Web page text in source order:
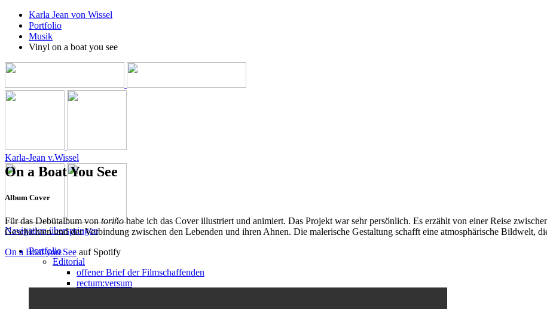
Karla Jean von Wissel
Portfolio
Musik
Vinyl on a boat you see
Karla-Jean v.Wissel
Navigation überspringen
Portfolio
Editorial
offener Brief der Filmschaffenden
rectum:versum
On a Boat You See
Album Cover
Für das Debütalbum vontoriñohabe ich das Cover illustriert und animiert. Das Projekt war sehr persönlich. Es erzählt von einer Reise
Geschichten und der Verbindung zwischen den Lebenden und ihren Ahnen. Die malerische Gestaltung schafft eine atmosphärische Bildwelt,
On a Boat you See auf Spotify